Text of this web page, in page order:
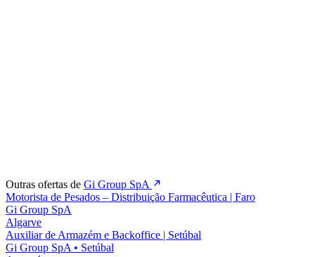
Outras ofertas de Gi Group SpA
Motorista de Pesados – Distribuição Farmacêutica | Faro
Gi Group SpA
Algarve
Auxiliar de Armazém e Backoffice | Setúbal
Gi Group SpA • Setúbal